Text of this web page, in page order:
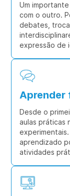
Um
com o outro.
debates,
expressão de
Aprender
Desde o
aulas práticas
aprendizado
atividades